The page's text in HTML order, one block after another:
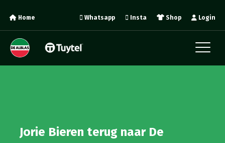
Home Login
Shop
Insta
Whatsapp
Jorie Bieren terug naar De